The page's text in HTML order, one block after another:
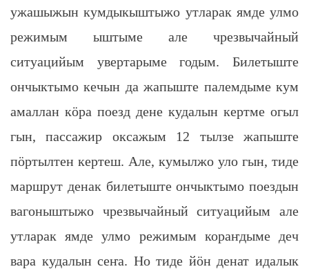
ужашыжын кумдыкыштыжо утларак ямде улмо
режимым ыштыме але чрезвычайный
ситуацийым увертарыме годым. Билетыште
ончыктымо кечын да жапыште палемдыме кум
амаллан кӧра поезд дене кудалын кертме огыл
гын, пассажир оксажым 12 тылзе жапыште
пӧртылтен кертеш. Але, кумылжо уло гын, тиде
маршрут денак билетыште ончыктымо поездын
вагоныштыжо чрезвычайный ситуацийым але
утларак ямде улмо режимым кораҥдыме деч
вара кудалын сеҥа. Но тиде йӧн денат идалык